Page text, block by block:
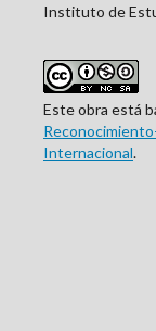
Instituto de
Este obra está
Internacional.